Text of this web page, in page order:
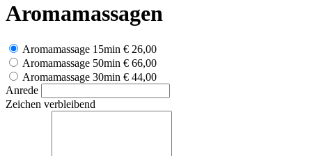
Aromamassagen
Aromamassage 15min € 26,00
Aromamassage 50min € 66,00
Aromamassage 30min € 44,00
Anrede
Zeichen verbleibend